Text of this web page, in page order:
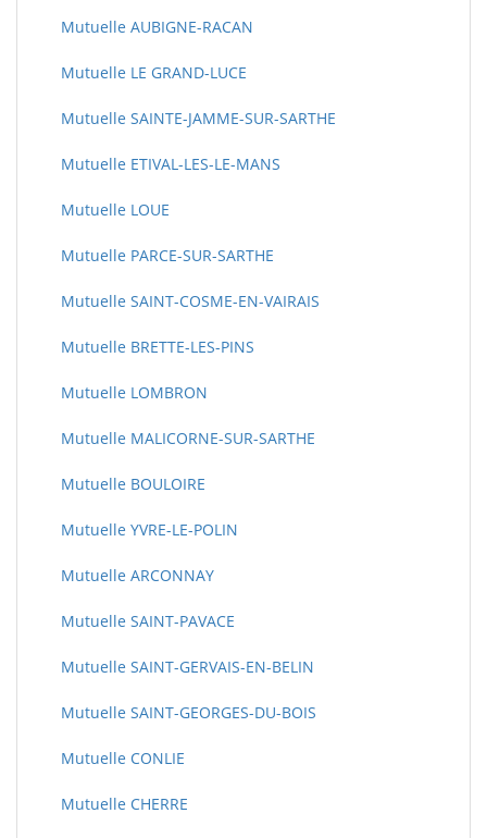
Mutuelle AUBIGNE-RACAN
Mutuelle LE GRAND-LUCE
Mutuelle SAINTE-JAMME-SUR-SARTHE
Mutuelle ETIVAL-LES-LE-MANS
Mutuelle LOUE
Mutuelle PARCE-SUR-SARTHE
Mutuelle SAINT-COSME-EN-VAIRAIS
Mutuelle BRETTE-LES-PINS
Mutuelle LOMBRON
Mutuelle MALICORNE-SUR-SARTHE
Mutuelle BOULOIRE
Mutuelle YVRE-LE-POLIN
Mutuelle ARCONNAY
Mutuelle SAINT-PAVACE
Mutuelle SAINT-GERVAIS-EN-BELIN
Mutuelle SAINT-GEORGES-DU-BOIS
Mutuelle CONLIE
Mutuelle CHERRE